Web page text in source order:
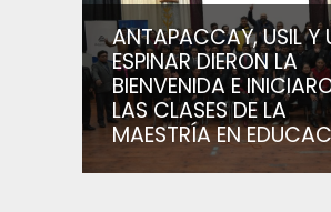
ANTAPACCAY, USIL Y
ESPINAR DIERON LA
BIENVENIDA E
LAS CLASES DE LA
MAESTRÍA EN